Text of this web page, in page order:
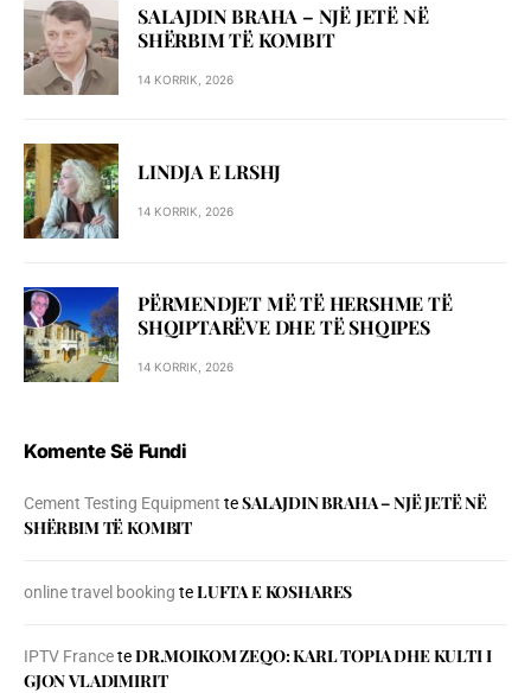
SALAJDIN BRAHA – NJЁ JETЁ NЁ
SHЁRBIM TЁ KOMBIT
14 KORRIK, 2026
LINDJA E LRSHJ
14 KORRIK, 2026
PËRMENDJET MË TË HERSHME TË
SHQIPTARËVE DHE TË SHQIPES
14 KORRIK, 2026
Komente Së Fundi
Cement Testing Equipment teSALAJDIN BRAHA – NJЁ JETЁ NЁ
SHЁRBIM TЁ KOMBIT
online travel booking teLUFTA E KOSHARES
IPTV FranceteDR.MOIKOM ZEQO: KARL TOPIA DHE KULTI I
GJON VLADIMIRIT